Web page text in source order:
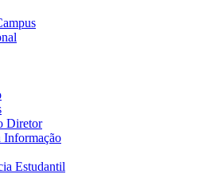
Diretor
Informação
Estudantil